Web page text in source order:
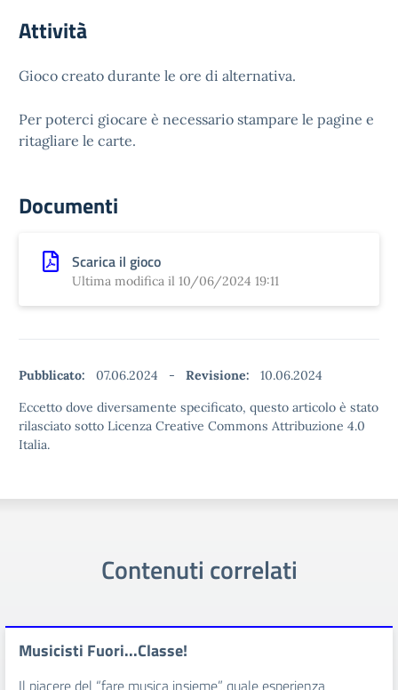
Attività
Gioco creato durante le ore di alternativa.
Per poterci giocare è necessario stampare le pagine e
ritagliare le carte.
Documenti
Scarica il gioco
Ultima modifica il 10/06/2024 19:11
Pubblicato: 07.06.2024 - Revisione:
10.06.2024
Eccetto dove diversamente specificato, questo articolo è stato
rilasciato sotto Licenza Creative Commons Attribuzione 4.0
Italia.
Contenuti correlati
Musicisti Fuori...Classe!
Il piacere del “fare musica insieme” quale esperienza